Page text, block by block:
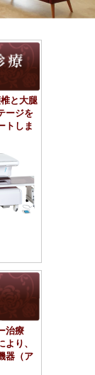
と大腿
ージを
トしま
治療
り、
器（ア